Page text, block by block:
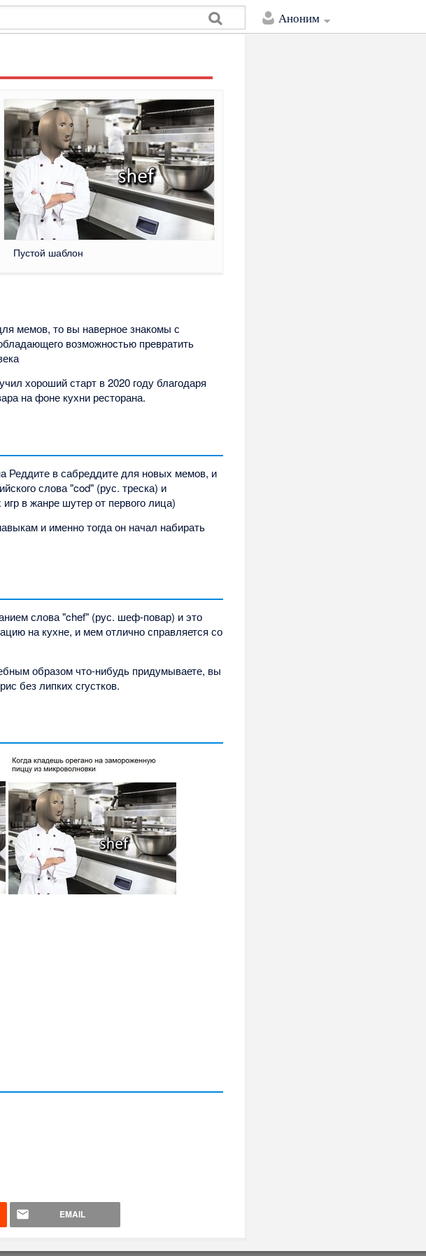
Аноним
Пустой шаблон
мемов, то вы наверное знакомы с
возможностью превратить
хороший старт в 2020 году благодаря
на фоне кухни ресторана.
Реддите в сабреддите для новых мемов, и
слова "cod" (рус. треска) и
в жанре шутер от первого лица)
и именно тогда он начал набирать
слова "chef" (рус. шеф-повар) и это
на кухне, и мем отлично справляется со
образом что-нибудь придумываете, вы
без липких сгустков.
EMAIL